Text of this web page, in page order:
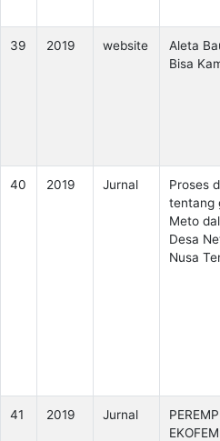
39 2019 website
Aleta
Bisa
40 2019 Jurnal
Proses
tentang
Meto
Desa
Nusa
41 2019 Jurnal